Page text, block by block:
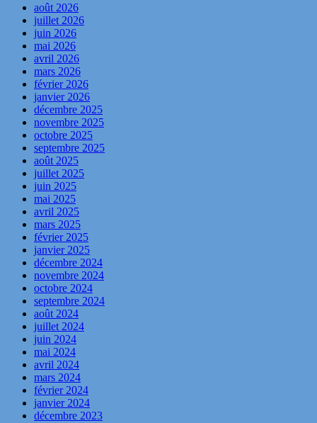
août 2026
juillet 2026
juin 2026
mai 2026
avril 2026
mars 2026
février 2026
janvier 2026
décembre 2025
novembre 2025
octobre 2025
septembre 2025
août 2025
juillet 2025
juin 2025
mai 2025
avril 2025
mars 2025
février 2025
janvier 2025
décembre 2024
novembre 2024
octobre 2024
septembre 2024
août 2024
juillet 2024
juin 2024
mai 2024
avril 2024
mars 2024
février 2024
janvier 2024
décembre 2023